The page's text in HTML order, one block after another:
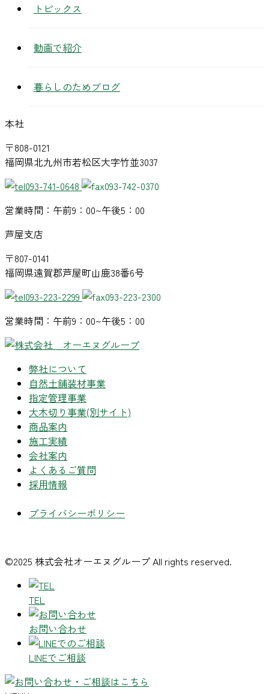
トピックス
動画で紹介
暮らしのためブログ
本社
〒808-0121
福岡県北九州市若松区大字竹並3037
093-741-0648
093-742-0370
営業時間：午前9：00~午後5：00
芦屋支店
〒807-0141
福岡県遠賀郡芦屋町山鹿38番6号
093-223-2299
093-223-2300
営業時間：午前9：00~午後5：00
弊社について
自然土舗装材事業
指定管理事業
大木切り事業(別サイト)
商品案内
施工実績
会社案内
よくあるご質問
採用情報
プライバシーポリシー
©2025 株式会社オーエヌグループ All rights reserved.
TEL
お問い合わせ
LINEでご相談